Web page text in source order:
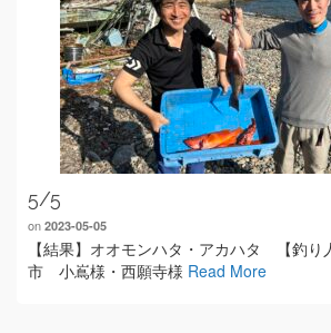
5/5
on 2023-05-05
【結果】オオモンハタ・アカハタ 【釣り
市 小嶌様・西願寺様 Read More